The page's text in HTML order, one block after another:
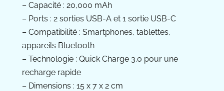
– Capacité : 20,000 mAh
– Ports : 2 sorties USB-A et 1 sortie USB-C
– Compatibilité : Smartphones, tablettes,
appareils Bluetooth
– Technologie : Quick Charge 3.0 pour une
recharge rapide
– Dimensions : 15 x 7 x 2 cm